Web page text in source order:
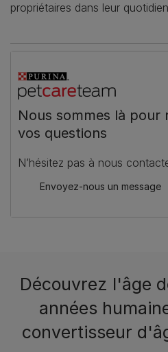
propriétaires dans leur
Nous sommes là pour
vos questions
N’hésitez pas à nous
Envoyez-nous un message
Découvrez l'âge
années
convertisseur